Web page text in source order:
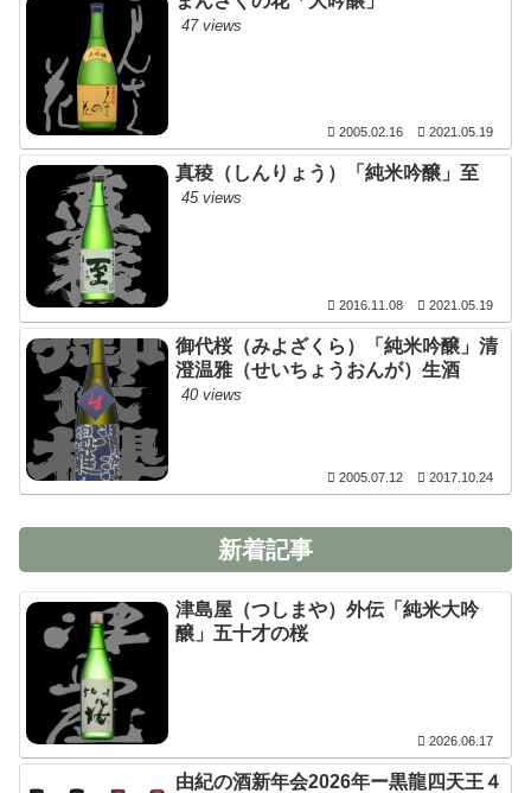
47 views
2005.02.16 2021.05.19
真稜（しんりょう）「純米吟醸」至
45 views
2016.11.08 2021.05.19
御代桜（みよざくら）「純米吟醸」清
澄温雅（せいちょうおんが）生酒
40 views
2005.07.12 2017.10.24
新着記事
津島屋（つしまや）外伝「純米大吟
醸」五十才の桜
2026.06.17
由紀の酒新年会2026年ー黒龍四天王４